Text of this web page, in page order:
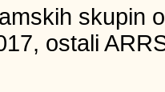
skupin
ostali